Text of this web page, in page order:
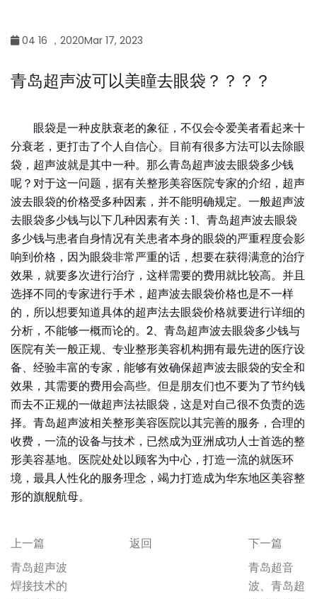
04 16 ，2020Mar 17, 2023
青岛超声波可以美瞳去眼袋？？？？
眼袋是一种皮肤衰老的象征，不仅会令爱美者看起来十
分衰老，更打击了个人自信心。目前有很多方法可以去除眼
袋，超声波就是其中一种。那么青岛超声波去眼袋多少钱
呢？对于这一问题，据有关整形美容医院专家的介绍，超声
波去眼袋的价格受多种因素，并不能明确规定。一般超声波
去眼袋多少钱与以下几种因素有关：1、青岛超声波去眼袋
多少钱与患者自身情况有关患者本身的眼袋的严重程度会影
响到价格，因为眼袋非常严重的话，想要在获得满意的治疗
效果，就要多次进行治疗，这样需要的费用就比较高。并且
选择不同的专家进行手术，超声波去眼袋价格也是不一样
的，所以想要知道具体的超声法去眼袋价格就要进行详细的
分析，不能够一概而论的。2、青岛超声波去眼袋多少钱与
医院有关一般正规、专业整形美容机构拥有最先进的医疗设
备、经验丰富的专家，能够有效确保超声波去眼袋的安全和
效果，其需要的费用会高些。但是朋友们也不要为了节约钱
而去不正规的一做超声法祛眼袋，这是对自己很不负责的选
择。青岛超声波相关整形美容医院以其完善的服务，合理的
收费，一流的设备与技术，已然成为亚洲成功人士首选的整
形美容基地。医院处处以顾客为中心，打造一流的就医环
境，最具人性化的服务理念，竭力打造成为华东地区美容整
形的旗舰航母。
上一篇
青岛超声波
焊接技术的
返回
下一篇
青岛超音
波、青岛超